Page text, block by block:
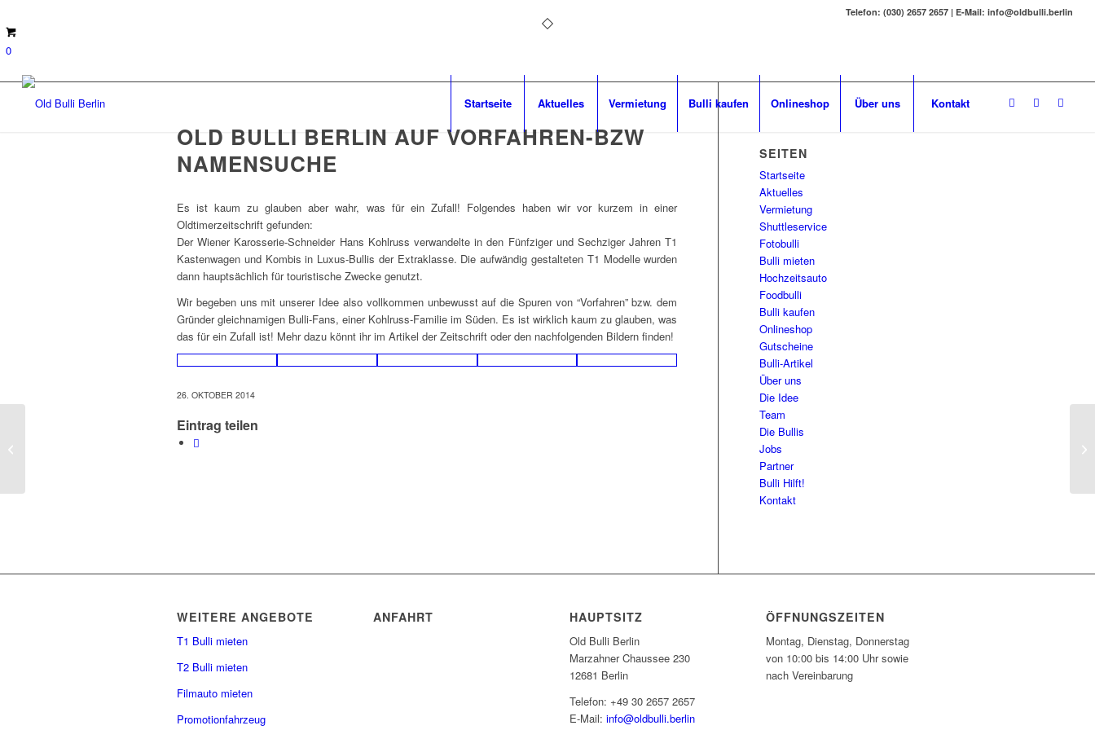
Telefon: (030) 2657 2657 | E-Mail: info@oldbulli.berlin
0
Startseite Aktuelles Vermietung Bulli kaufen Onlineshop Über uns Kontakt
OLD BULLI BERLIN AUF VORFAHREN-BZW
NAMENSUCHE
Es ist kaum zu glauben aber wahr, was für ein Zufall! Folgendes haben wir vor kurzem in einer
Oldtimerzeitschrift gefunden:
Der Wiener Karosserie-Schneider Hans Kohlruss verwandelte in den Fünfziger und Sechziger Jahren T1
Kastenwagen und Kombis in Luxus-Bullis der Extraklasse. Die aufwändig gestalteten T1 Modelle wurden
dann hauptsächlich für touristische Zwecke genutzt.
Wir begeben uns mit unserer Idee also vollkommen unbewusst auf die Spuren von “Vorfahren” bzw. dem
Gründer gleichnamigen Bulli-Fans, einer Kohlruss-Familie im Süden. Es ist wirklich kaum zu glauben, was
das für ein Zufall ist! Mehr dazu könnt ihr im Artikel der Zeitschrift oder den nachfolgenden Bildern finden!
26. OKTOBER 2014
Eintrag teilen
SEITEN
Startseite
Aktuelles
Vermietung
Shuttleservice
Fotobulli
Bulli mieten
Hochzeitsauto
Foodbulli
Bulli kaufen
Onlineshop
Gutscheine
Bulli-Artikel
Über uns
Die Idee
Team
Die Bullis
Jobs
Partner
Bulli Hilft!
Kontakt
WEITERE ANGEBOTE
T1 Bulli mieten
T2 Bulli mieten
Filmauto mieten
Promotionfahrzeug
ANFAHRT HAUPTSITZ
Old Bulli Berlin
Marzahner Chaussee 230
12681 Berlin
Telefon: +49 30 2657 2657
E-Mail:info@oldbulli.berlin
ÖFFNUNGSZEITEN
Montag, Dienstag, Donnerstag
von 10:00 bis 14:00 Uhr sowie
nach Vereinbarung
Der Westfalia auf unserem ersten